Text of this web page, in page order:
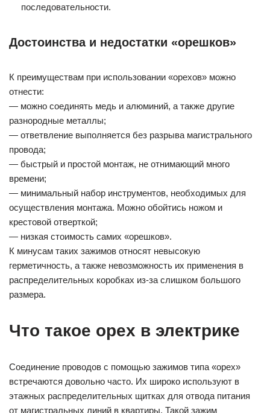
последовательности.
Достоинства и недостатки «орешков»
К преимуществам при использовании «орехов» можно
отнести:
— можно соединять медь и алюминий, а также другие
разнородные металлы;
— ответвление выполняется без разрыва магистрального
провода;
— быстрый и простой монтаж, не отнимающий много
времени;
— минимальный набор инструментов, необходимых для
осуществления монтажа. Можно обойтись ножом и
крестовой отверткой;
— низкая стоимость самих «орешков».
К минусам таких зажимов относят невысокую
герметичность, а также невозможность их применения в
распределительных коробках из-за слишком большого
размера.
Что такое орех в электрике
Соединение проводов с помощью зажимов типа «орех»
встречаются довольно часто. Их широко используют в
этажных распределительных щитках для отвода питания
от магистральных линий в квартиры. Такой зажим